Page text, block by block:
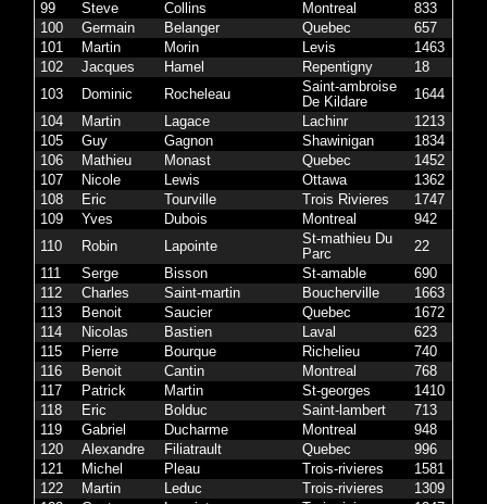
99
Steve Collins Montreal 833
100
Germain Belanger Quebec 657
101
Martin Morin Levis 1463
102
Jacques Hamel Repentigny 18
103
Dominic Rocheleau
Saint-ambroise
De Kildare
1644
104
Martin Lagace Lachinr 1213
105
Guy Gagnon Shawinigan 1834
106
Mathieu Monast Quebec 1452
107
Nicole Lewis Ottawa 1362
108
Eric Tourville Trois Rivieres 1747
109
Yves Dubois Montreal 942
110
Robin Lapointe
St-mathieu Du
Parc
22
111
Serge Bisson St-amable 690
112
Charles Saint-martin Boucherville 1663
113
Benoit Saucier Quebec 1672
114
Nicolas Bastien Laval 623
115
Pierre Bourque Richelieu 740
116
Benoit Cantin Montreal 768
117
Patrick Martin St-georges 1410
118
Eric Bolduc Saint-lambert 713
119
Gabriel Ducharme Montreal 948
120
Alexandre Filiatrault Quebec 996
121
Michel Pleau Trois-rivieres 1581
122
Martin Leduc Trois-rivieres 1309